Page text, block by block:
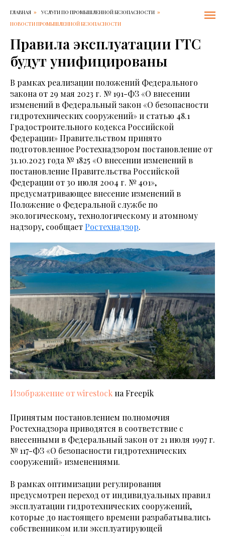
ГЛАВНАЯ » УСЛУГИ ПО ПРОМЫШЛЕННОЙ БЕЗОПАСНОСТИ »
НОВОСТИ ПРОМЫШЛЕННОЙ БЕЗОПАСНОСТИ
Правила эксплуатации ГТС
будут унифицированы
В рамках реализации положений Федерального
закона от 29 мая 2023 г. № 191-ФЗ «О внесении
изменений в Федеральный закон «О безопасности
гидротехнических сооружений» и статью 48.1
Градостроительного кодекса Российской
Федерации» Правительством принято
подготовленное Ростехнадзором постановление от
31.10.2023 года № 1825 «О внесении изменений в
постановление Правительства Российской
Федерации от 30 июля 2004 г. № 401»,
предусматривающее внесение изменений в
Положение о Федеральной службе по
экологическому, технологическому и атомному
надзору, сообщает Ростехнадзор.
Изображение от wirestock на Freepik
Принятым постановлением полномочия
Ростехнадзора приводятся в соответствие с
внесенными в Федеральный закон от 21 июля 1997 г.
№ 117-ФЗ «О безопасности гидротехнических
сооружений» изменениями.
В рамках оптимизации регулирования
предусмотрен переход от индивидуальных правил
эксплуатации гидротехнических сооружений,
которые до настоящего времени разрабатывались
собственником или эксплуатирующей